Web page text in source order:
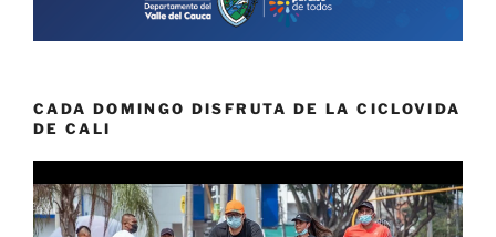
CADA DOMINGO DISFRUTA DE LA CICLOVIDA
DE CALI
de
vídeo